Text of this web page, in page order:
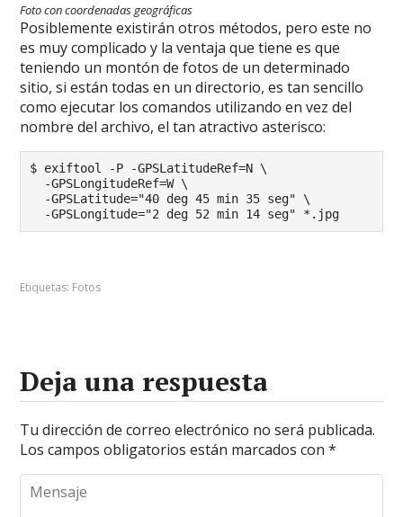
Foto con coordenadas geográficas
Posiblemente existirán otros métodos, pero este no
es muy complicado y la ventaja que tiene es que
teniendo un montón de fotos de un determinado
sitio, si están todas en un directorio, es tan sencillo
como ejecutar los comandos utilizando en vez del
nombre del archivo, el tan atractivo asterisco:
$ exiftool -P -GPSLatitudeRef=N \
  -GPSLongitude="2 deg 52 min 14 seg" *.jpg
Etiquetas: Fotos
Deja una respuesta
Tu dirección de correo electrónico no será publicada.
Los campos obligatorios están marcados con*